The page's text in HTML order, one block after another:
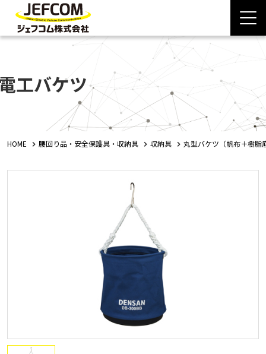
工バケツ
HOME 腰回り品・安全保護具・収納具 収納具 丸型バケツ（帆布＋樹脂